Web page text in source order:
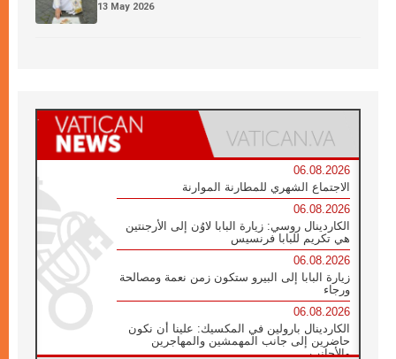
13 May 2026
06.08.2026
الاجتماع الشهري للمطارنة الموارنة
06.08.2026
الكاردينال روسي: زيارة البابا لاوُن إلى الأرجنتين
هي تكريم للبابا فرنسيس
06.08.2026
زيارة البابا إلى البيرو ستكون زمن نعمة ومصالحة
ورجاء
06.08.2026
الكاردينال بارولين في المكسيك: علينا أن نكون
حاضرين إلى جانب المهمشين والمهاجرين
والأجانب